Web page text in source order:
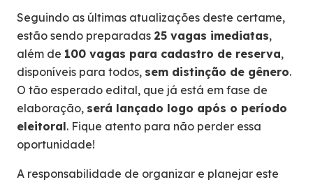
Seguindo as últimas atualizações deste certame,
estão sendo preparadas 25 vagas imediatas,
além de 100 vagas para cadastro de reserva,
disponíveis para todos, sem distinção de gênero.
O tão esperado edital, que já está em fase de
elaboração, será lançado logo após o período
eleitoral. Fique atento para não perder essa
oportunidade!
A responsabilidade de organizar e planejar este